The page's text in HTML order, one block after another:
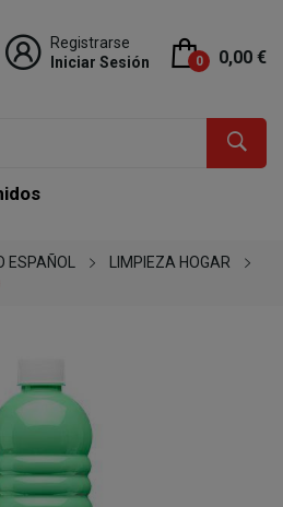
Registrarse
Iniciar Sesión
0 0,00 €
LIMPIEZA HOGAR